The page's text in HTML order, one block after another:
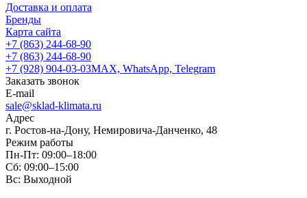
Доставка и оплата
Бренды
Карта сайта
+7 (863) 244-68-90
+7 (863) 244-68-90
+7 (928) 904-03-03MAX, WhatsApp, Telegram
Заказать звонок
E-mail
sale@sklad-klimata.ru
Адрес
г. Ростов-на-Дону, Немировича-Данченко, 48
Режим работы
Пн-Пт: 09:00–18:00
Сб: 09:00–15:00
Вс: Выходной